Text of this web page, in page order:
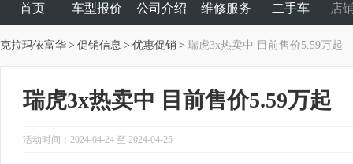
首页 车型报价 公司介绍 维修服务 二手车 店
克拉玛依富华 > 促销信息 > 优惠促销 > 瑞虎3x热卖中 目前售价5.59万起
瑞虎3x热卖中 目前售价5.59万起
活动时间：2024-04-24 至 2024-04-25